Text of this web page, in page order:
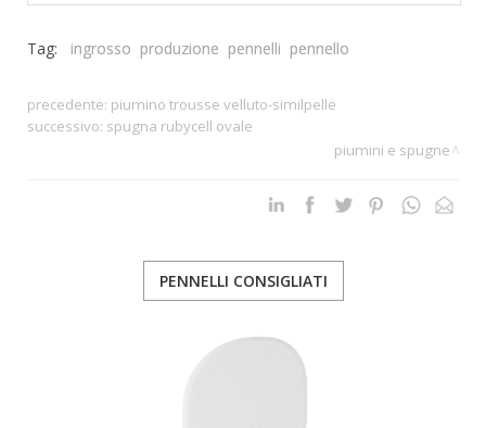
Tag: ingrosso produzione pennelli pennello
precedente: piumino trousse velluto-similpelle
successivo: spugna rubycell ovale
piumini e spugne
PENNELLI CONSIGLIATI